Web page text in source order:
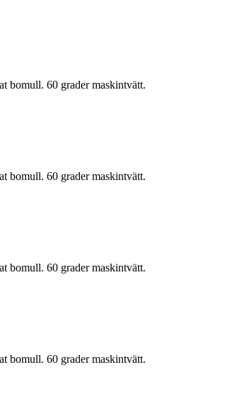
bomull. 60 grader maskintvätt.
bomull. 60 grader maskintvätt.
bomull. 60 grader maskintvätt.
bomull. 60 grader maskintvätt.